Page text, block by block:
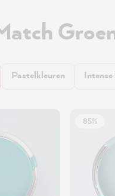
Pastelkleuren
85%